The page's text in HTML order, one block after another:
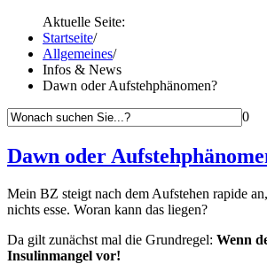
Aktuelle Seite:
Startseite/
Allgemeines/
Infos & News
Dawn oder Aufstehphänomen?
0
Dawn oder
Mein BZ steigt nach dem Aufstehen rapide
nichts esse. Woran kann das liegen?
Da gilt zunächst mal die Grundregel: Wenn
Insulinmangel vor!